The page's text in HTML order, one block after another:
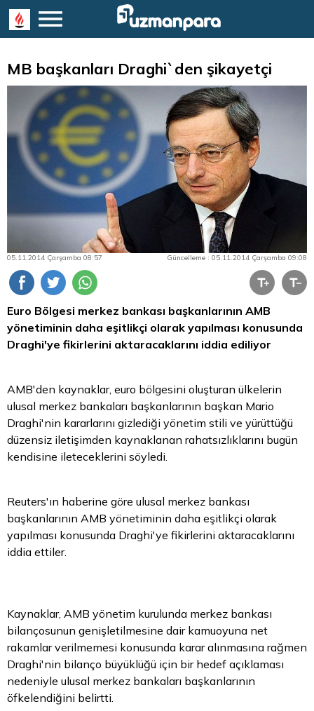
MB başkanları Draghi`den şikayetçi
05.11.2014 Çarşamba 08:57 Güncelleme : 05.11.2014 Çarşamba 09:08
Euro Bölgesi merkez bankası başkanlarının AMB
yönetiminin daha eşitlikçi olarak yapılması konusunda
Draghi'ye fikirlerini aktaracaklarını iddia ediliyor
AMB'den kaynaklar, euro bölgesini oluşturan ülkelerin
ulusal merkez bankaları başkanlarının başkan Mario
Draghi'nin kararlarını gizlediği yönetim stili ve yürüttüğü
düzensiz iletişimden kaynaklanan rahatsızlıklarını bugün
kendisine ileteceklerini söyledi.
Reuters'ın haberine göre ulusal merkez bankası
başkanlarının AMB yönetiminin daha eşitlikçi olarak
yapılması konusunda Draghi'ye fikirlerini aktaracaklarını
iddia ettiler.
Kaynaklar, AMB yönetim kurulunda merkez bankası
bilançosunun genişletilmesine dair kamuoyuna net
rakamlar verilmemesi konusunda karar alınmasına rağmen
Draghi'nin bilanço büyüklüğü için bir hedef açıklaması
nedeniyle ulusal merkez bankaları başkanlarının
öfkelendiğini belirtti.